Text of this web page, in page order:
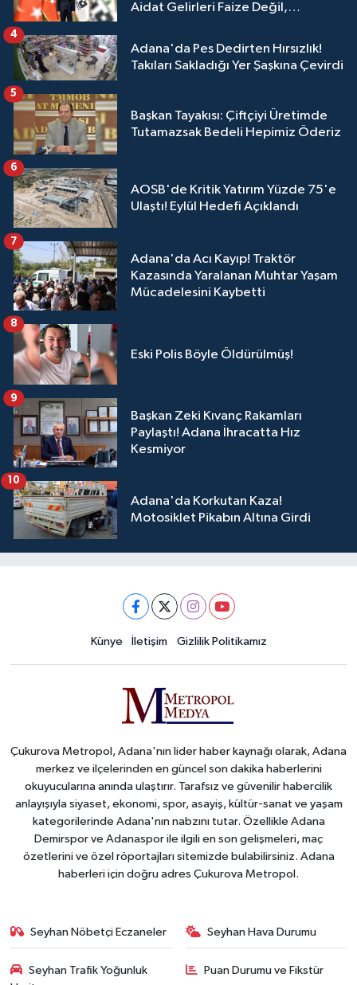
Aidat Gelirleri Faize Değil,
Adana'da Pes Dedirten Hırsızlık!
Takıları Sakladığı Yer Şaşkına Çevirdi
4
Başkan Tayakısı: Çiftçiyi Üretimde
Tutamazsak Bedeli Hepimiz Öderiz
5
AOSB'de Kritik Yatırım Yüzde 75'e
Ulaştı! Eylül Hedefi Açıklandı
6
Adana'da Acı Kayıp! Traktör
Kazasında Yaralanan Muhtar Yaşam
Mücadelesini Kaybetti
7
Eski Polis Böyle Öldürülmüş!
8
Başkan Zeki Kıvanç Rakamları
Paylaştı! Adana İhracatta Hız
Kesmiyor
9
Adana'da Korkutan Kaza!
Motosiklet Pikabın Altına Girdi
10
Künye İletişim Gizlilik Politikamız
Çukurova Metropol, Adana'nın lider haber kaynağı olarak, Adana
merkez ve ilçelerinden en güncel son dakika haberlerini
okuyucularına anında ulaştırır. Tarafsız ve güvenilir habercilik
anlayışıyla siyaset, ekonomi, spor, asayiş, kültür-sanat ve yaşam
kategorilerinde Adana'nın nabzını tutar. Özellikle Adana
Demirspor ve Adanaspor ile ilgili en son gelişmeleri, maç
özetlerini ve özel röportajları sitemizde bulabilirsiniz. Adana
haberleri için doğru adres Çukurova Metropol.
Seyhan Nöbetçi Eczaneler Seyhan Hava Durumu
Seyhan Trafik Yoğunluk
Puan Durumu ve Fikstür